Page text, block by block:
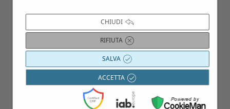
CHIUDI
RIFIUTA
SALVA
ACCETTA